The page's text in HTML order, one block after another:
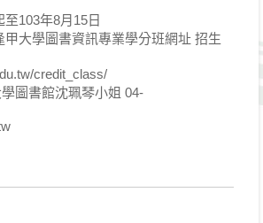
103年8月15日
甲大學圖書資訊專業學分班網址 招生
credit_class/
圖書館沈珮琴小姐 04-